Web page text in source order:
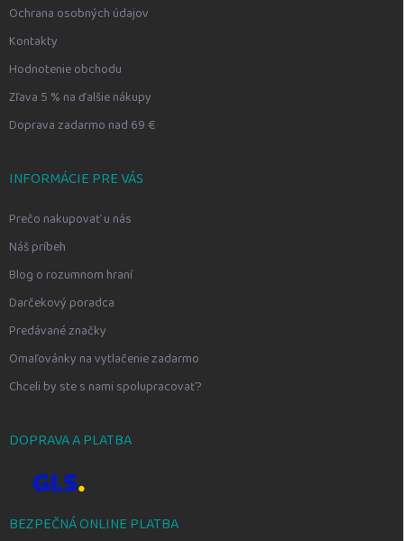
Ochrana osobných údajov
Kontakty
Hodnotenie obchodu
Zľava 5 % na ďalšie nákupy
Doprava zadarmo nad 69 €
INFORMÁCIE PRE VÁS
Prečo nakupovať u nás
Náš príbeh
Blog o rozumnom hraní
Darčekový poradca
Predávané značky
Omaľovánky na vytlačenie zadarmo
Chceli by ste s nami spolupracovať?
DOPRAVA A PLATBA
BEZPEČNÁ ONLINE PLATBA